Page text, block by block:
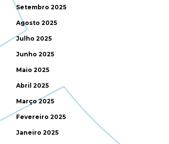
Setembro 2025
Agosto 2025
Julho 2025
Junho 2025
Maio 2025
Abril 2025
Março 2025
Fevereiro 2025
Janeiro 2025